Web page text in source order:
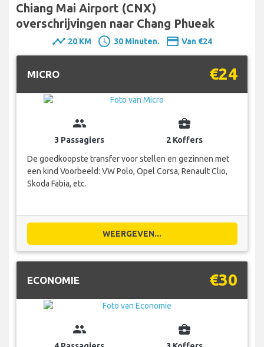
Chiang Mai Airport (CNX)
overschrijvingen naar Chang Phueak
timeline 20 KM schedule 30 Minuten. payment Van €24
MICRO €24
group
3 Passagiers
business_center
2 Koffers
De goedkoopste transfer voor stellen en gezinnen met
een kind Voorbeeld: VW Polo, Opel Corsa, Renault Clio,
Skoda Fabia, etc.
WEERGEVEN...
ECONOMIE €30
group business_center